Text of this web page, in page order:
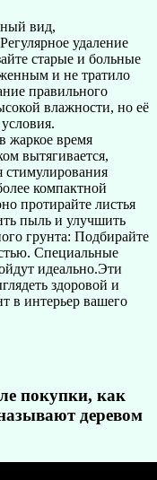
вид,
удаление
старые и больные
и не тратило
правильного
влажности, но её
жаркое время
вытягивается,
стимулирования
компактной
протирайте листья
пыль и улучшить
грунта: Подбирайте
Специальные
идеально.Эти
здоровой и
в интерьер вашего
покупки, как
деревом